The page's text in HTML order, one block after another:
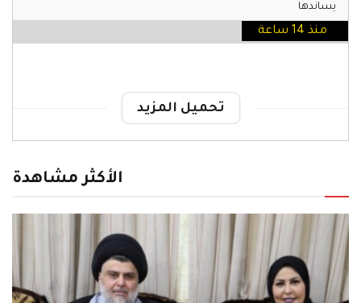
يساندها
منذ 14 ساعة
تحميل المزيد
الأكثر مشاهدة